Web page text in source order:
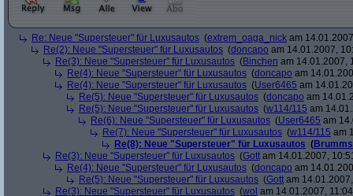
Re: Neue "Supersteuer" für Luxusautos (extrem_oaga_nick am
Re(2): Neue "Supersteuer" für Luxusautos (doncapo am 14.01.2007,
Re(3): Neue "Supersteuer" für Luxusautos (Binchen am 14.01.2007,
Re(4): Neue "Supersteuer" für Luxusautos (doncapo am
Re(4): Neue "Supersteuer" für Luxusautos (User6465 am
Re(5): Neue "Supersteuer" für Luxusautos (doncapo am
Re(5): Neue "Supersteuer" für Luxusautos (w114/115 am
Re(6): Neue "Supersteuer" für Luxusautos (User6465 am
Re(7): Neue "Supersteuer" für Luxusautos (w114/115 am
Re(8): Neue "Supersteuer" für Luxusautos (
Re(3): Neue "Supersteuer" für Luxusautos (Gott am 14.01.2007,
Re(4): Neue "Supersteuer" für Luxusautos (doncapo am
Re(5): Neue "Supersteuer" für Luxusautos (Gott am
Re(3): Neue "Supersteuer" für Luxusautos (wol am 14.01.2007,